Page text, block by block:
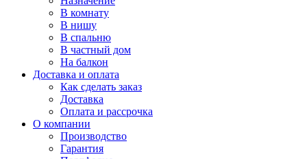
В комнату
В нишу
В спальню
В частный дом
На балкон
Доставка и оплата
Как сделать заказ
Доставка
Оплата и рассрочка
О компании
Производство
Гарантия